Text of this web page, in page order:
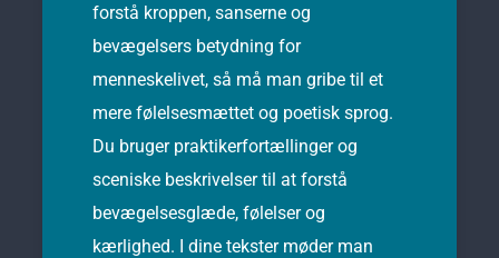
forstå kroppen, sanserne og
bevægelsers betydning for
menneskelivet, så må man gribe til et
mere følelsesmættet og poetisk sprog.
Du bruger praktikerfortællinger og
sceniske beskrivelser til at forstå
bevægelsesglæde, følelser og
kærlighed. I dine tekster møder man